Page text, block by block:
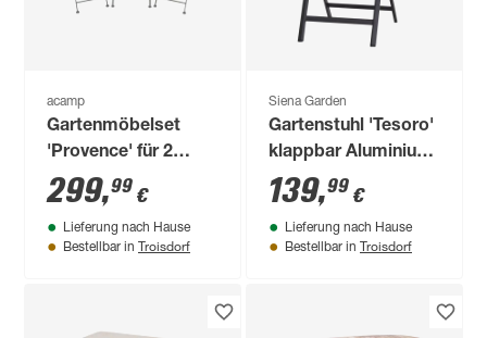
acamp
Gartenmöbelset
'Provence' für 2
Personen Metall
299,99 €
Lieferung nach Hause
Bestellbar in Troisdorf
Siena Garden
Gartenstuhl 'Tesoro'
klappbar Aluminium
anthrazit 60,5 x 110
x 44 cm
139,99 €
Lieferung nach Hause
Bestellbar in Troisdorf